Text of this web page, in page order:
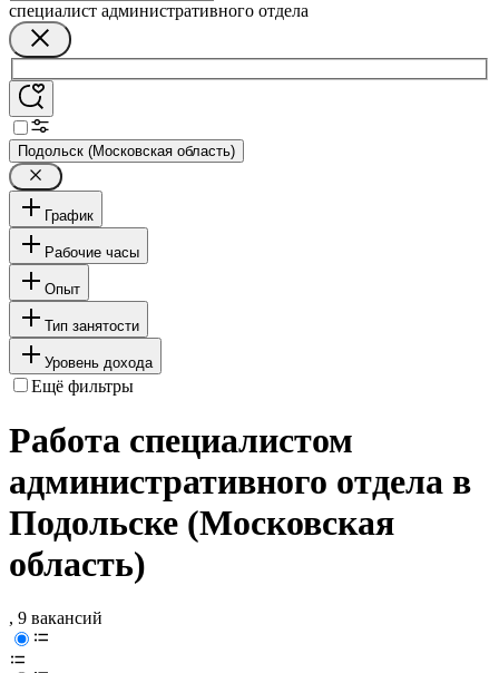
специалист административного отдела
Подольск (Московская область)
График
Рабочие часы
Опыт
Тип занятости
Уровень дохода
Ещё фильтры
Работа специалистом
административного отдела в
Подольске (Московская
область)
, 9 вакансий